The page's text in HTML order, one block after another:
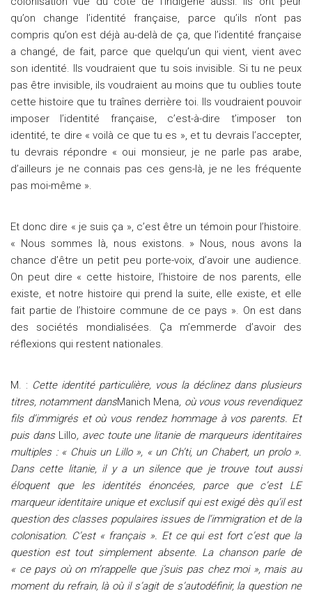
qu’on change l’identité française, parce qu’ils n’ont pas
compris qu’on est déjà au-delà de ça, que l’identité française
a changé, de fait, parce que quelqu’un qui vient, vient avec
son identité. Ils voudraient que tu sois invisible. Si tu ne peux
pas être invisible, ils voudraient au moins que tu oublies toute
cette histoire que tu traînes derrière toi. Ils voudraient pouvoir
imposer l’identité française, c’est-à-dire t’imposer ton
identité, te dire « voilà ce que tu es », et tu devrais l’accepter,
tu devrais répondre « oui monsieur, je ne parle pas arabe,
d’ailleurs je ne connais pas ces gens-là, je ne les fréquente
pas moi-même ».
Et donc dire « je suis ça », c’est être un témoin pour l’histoire.
« Nous sommes là, nous existons. » Nous, nous avons la
chance d’être un petit peu porte-voix, d’avoir une audience.
On peut dire « cette histoire, l’histoire de nos parents, elle
existe, et notre histoire qui prend la suite, elle existe, et elle
fait partie de l’histoire commune de ce pays ». On est dans
des sociétés mondialisées. Ça m’emmerde d’avoir des
réflexions qui restent nationales.
M. : Cette identité particulière, vous la déclinez dans plusieurs
titres, notamment dansManich Mena, où vous vous revendiquez
fils d’immigrés et où vous rendez hommage à vos parents. Et
puis dansLillo, avec toute une litanie de marqueurs identitaires
multiples : « Chuis un Lillo », « un Ch’ti, un Chabert, un prolo ».
Dans cette litanie, il y a un silence que je trouve tout aussi
éloquent que les identités énoncées, parce que c’est LE
marqueur identitaire unique et exclusif qui est exigé dès qu’il est
question des classes populaires issues de l’immigration et de la
colonisation. C’est « français ». Et ce qui est fort c’est que la
question est tout simplement absente. La chanson parle de
« ce pays où on m’rappelle que j’suis pas chez moi », mais au
moment du refrain, là où il s’agit de s’autodéfinir, la question ne